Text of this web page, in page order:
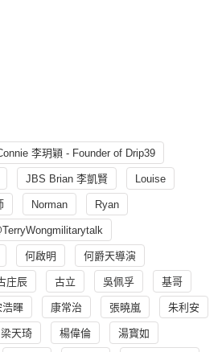
李玥穎 - Founder of Drip39
JBS Brian 李凱賢 Louise
Norman Ryan
何啟明 何爵天導演
庄辰 古立 吳佩孚 基哥
浩暉 康常治 張曉嵐 朱利安
梁天琦 楊偉倫 湯寳如